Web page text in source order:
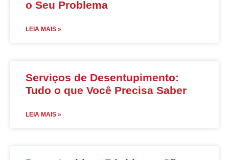
o Seu Problema
LEIA MAIS »
Serviços de Desentupimento:
Tudo o que Você Precisa Saber
LEIA MAIS »